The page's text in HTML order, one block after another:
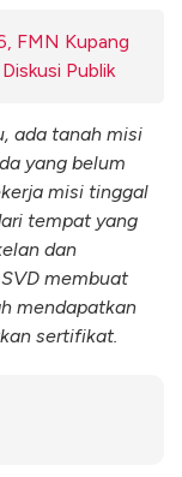
FMN Kupang
Publik
ada tanah misi
yang belum
misi tinggal
tempat yang
dan
membuat
mendapatkan
sertifikat.